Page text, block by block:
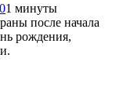
01 минуты
после начала
рождения,